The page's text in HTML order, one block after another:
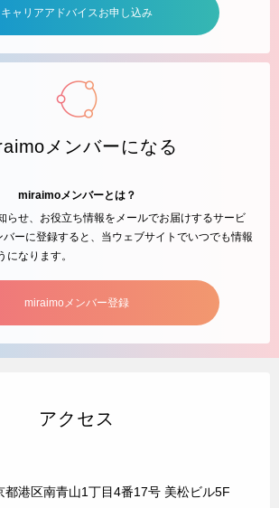
キャリアアドバイスお申し込み
メンバーになる
miraimoメンバーとは？
らせ、お役立ち情報をメールでお届けするサービ
ーに登録すると、当ウェブサイトでいつでも情報
になります。
miraimoメンバー登録
アクセス
港区南青山1丁目4番17号 美松ビル5F